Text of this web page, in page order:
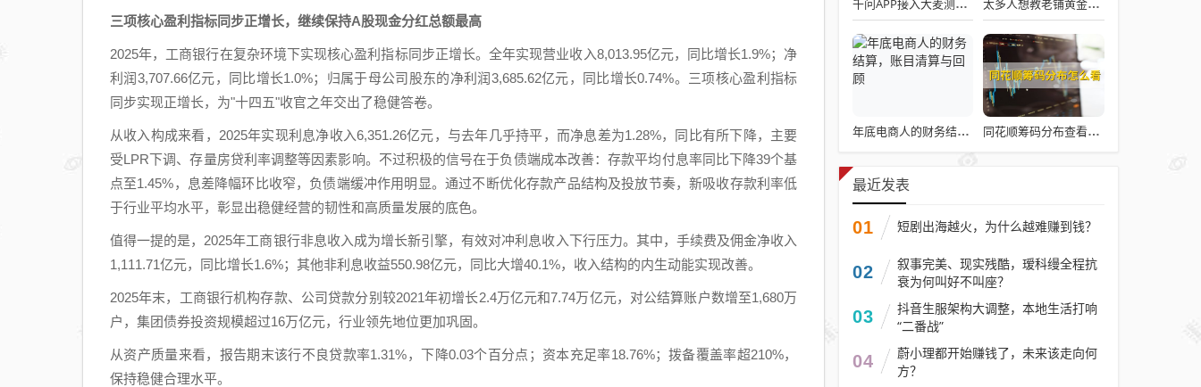
三项核心盈利指标同步正增长，继续保持A股现金分红总额最高
2025年，工商银行在复杂环境下实现核心盈利指标同步正增长。全年实现营业收入8,013.95亿元，同比增长1.9%；净
利润3,707.66亿元，同比增长1.0%；归属于母公司股东的净利润3,685.62亿元，同比增长0.74%。三项核心盈利指标
同步实现正增长，为"十四五"收官之年交出了稳健答卷。
从收入构成来看，2025年实现利息净收入6,351.26亿元，与去年几乎持平，而净息差为1.28%，同比有所下降，主要
受LPR下调、存量房贷利率调整等因素影响。不过积极的信号在于负债端成本改善：存款平均付息率同比下降39个基
点至1.45%，息差降幅环比收窄，负债端缓冲作用明显。通过不断优化存款产品结构及投放节奏，新吸收存款利率低
于行业平均水平，彰显出稳健经营的韧性和高质量发展的底色。
值得一提的是，2025年工商银行非息收入成为增长新引擎，有效对冲利息收入下行压力。其中，手续费及佣金净收入
1,111.71亿元，同比增长1.6%；其他非利息收益550.98亿元，同比大增40.1%，收入结构的内生动能实现改善。
2025年末，工商银行机构存款、公司贷款分别较2021年初增长2.4万亿元和7.74万亿元，对公结算账户数增至1,680万
户，集团债券投资规模超过16万亿元，行业领先地位更加巩固。
从资产质量来看，报告期末该行不良贷款率1.31%，下降0.03个百分点；资本充足率18.76%；拨备覆盖率超210%，
保持稳健合理水平。
千问APP接入大麦测试“一句话买电影票” 太多人想教老铺黄金怎么做生意了
年底电商人的财务结算，账目清算与回顾 同花顺筹码分布查看详解攻略
最近发表
01 短剧出海越火，为什么越难赚到钱？
02
叙事完美、现实残酷，瑷科缦全程抗
衰为何叫好不叫座？
03
抖音生服架构大调整，本地生活打响
“二番战”
04
蔚小理都开始赚钱了，未来该走向何
方？